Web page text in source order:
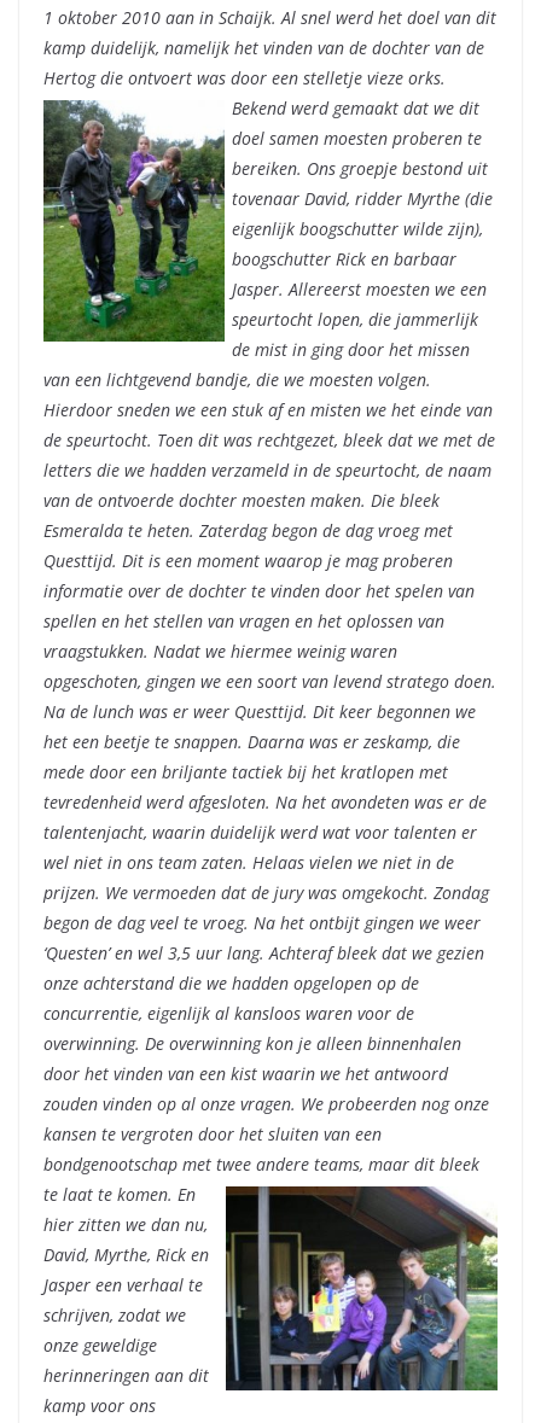
1 oktober 2010 aan in Schaijk. Al snel werd het doel van dit
kamp duidelijk, namelijk het vinden van de dochter van de
Hertog die ontvoert was door een stelletje vieze orks.
Bekend werd gemaakt dat we dit
doel samen moesten proberen te
bereiken. Ons groepje bestond uit
tovenaar David, ridder Myrthe (die
eigenlijk boogschutter wilde zijn),
boogschutter Rick en barbaar
Jasper. Allereerst moesten we een
speurtocht lopen, die jammerlijk
de mist in ging door het missen
van een lichtgevend bandje, die we moesten volgen.
Hierdoor sneden we een stuk af en misten we het einde van
de speurtocht. Toen dit was rechtgezet, bleek dat we met de
letters die we hadden verzameld in de speurtocht, de naam
van de ontvoerde dochter moesten maken. Die bleek
Esmeralda te heten. Zaterdag begon de dag vroeg met
Questtijd. Dit is een moment waarop je mag proberen
informatie over de dochter te vinden door het spelen van
spellen en het stellen van vragen en het oplossen van
vraagstukken. Nadat we hiermee weinig waren
opgeschoten, gingen we een soort van levend stratego doen.
Na de lunch was er weer Questtijd. Dit keer begonnen we
het een beetje te snappen. Daarna was er zeskamp, die
mede door een briljante tactiek bij het kratlopen met
tevredenheid werd afgesloten. Na het avondeten was er de
talentenjacht, waarin duidelijk werd wat voor talenten er
wel niet in ons team zaten. Helaas vielen we niet in de
prijzen. We vermoeden dat de jury was omgekocht. Zondag
begon de dag veel te vroeg. Na het ontbijt gingen we weer
‘Questen’ en wel 3,5 uur lang. Achteraf bleek dat we gezien
onze achterstand die we hadden opgelopen op de
concurrentie, eigenlijk al kansloos waren voor de
overwinning. De overwinning kon je alleen binnenhalen
door het vinden van een kist waarin we het antwoord
zouden vinden op al onze vragen. We probeerden nog onze
kansen te vergroten door het sluiten van een
bondgenootschap met twee andere teams, maar dit bleek
te laat te komen. En
hier zitten we dan nu,
David, Myrthe, Rick en
Jasper een verhaal te
schrijven, zodat we
onze geweldige
herinneringen aan dit
kamp voor ons